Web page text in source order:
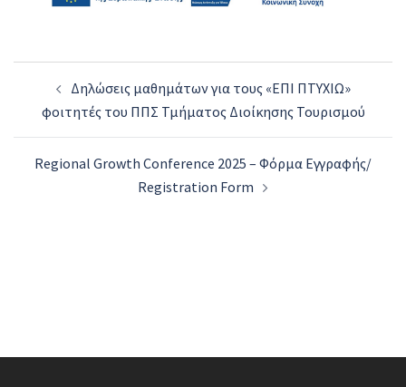
navigation
Δηλώσεις μαθημάτων για τους «ΕΠΙ ΠΤΥΧΙΩ»
φοιτητές του ΠΠΣ Τμήματος Διοίκησης Τουρισμού
Regional Growth Conference 2025 – Φόρμα Εγγραφής/
Registration Form